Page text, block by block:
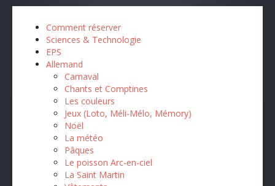
Comment réserver
Sciences & Technologie
EPS
Allemand
Carnaval
Chants et Comptines
Les couleurs
Jeux (Loto, Méli-Mélo, Mémory)
Noël
La météo
Pâques
Le poisson Arc-en-ciel
La Saint Martin